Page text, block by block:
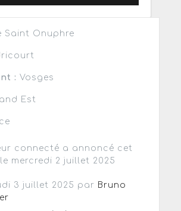
Saint Onuphre
: Vosges
Est
connecté a annoncé cet
mercredi 2 juillet 2025
3 juillet 2025 par Bruno